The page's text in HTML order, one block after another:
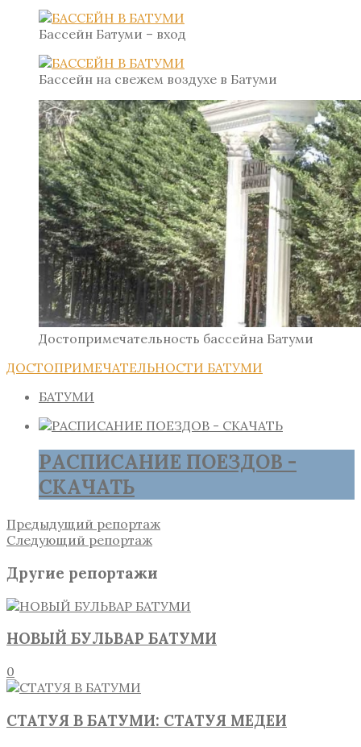
Бассейн Батуми – вход
Бассейн на свежем воздухе в Батуми
Достопримечательность бассейна Батуми
ДОСТОПРИМЕЧАТЕЛЬНОСТИ БАТУМИ
БАТУМИ
РАСПИСАНИЕ ПОЕЗДОВ -
СКАЧАТЬ
Предыдущий репортаж
Следующий репортаж
Другие репортажи
НОВЫЙ БУЛЬВАР БАТУМИ
0
СТАТУЯ В БАТУМИ: СТАТУЯ МЕДЕИ